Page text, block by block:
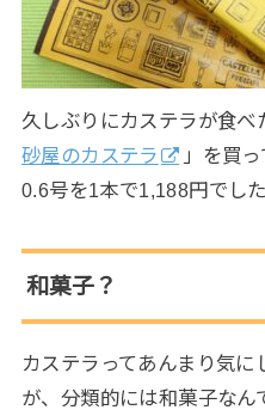
久しぶりにカステラが食
砂屋のカステラ
」を買っ
0.6号を1本で1,188円でした
和菓子？
カステラってあんまり気に
が、分類的には和菓子なん